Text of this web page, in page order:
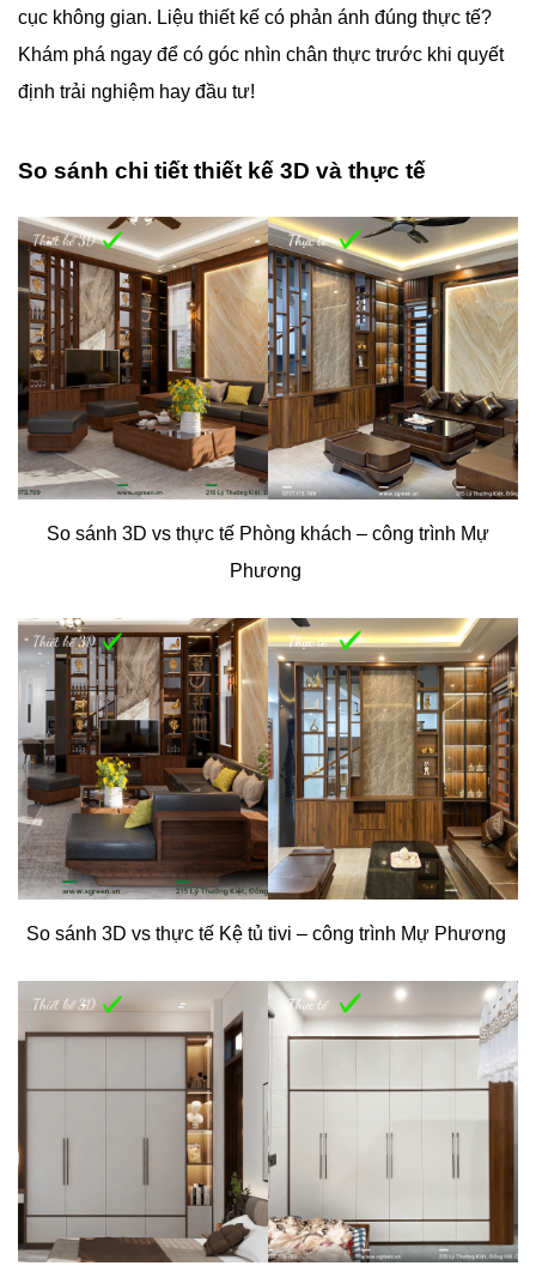
cục không gian. Liệu thiết kế có phản ánh đúng thực tế?
Khám phá ngay để có góc nhìn chân thực trước khi quyết
định trải nghiệm hay đầu tư!
So sánh chi tiết thiết kế 3D và thực tế
So sánh 3D vs thực tế Phòng khách – công trình Mự
Phương
So sánh 3D vs thực tế Kệ tủ tivi – công trình Mự Phương